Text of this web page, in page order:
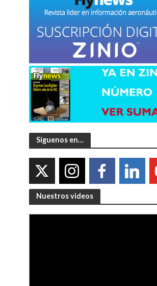
Síguenos en…
Nuestros videos